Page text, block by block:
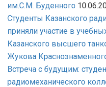
им.С.М. Буденного
Студенты Казанского
приняли участие в
Казанского высшего
Жукова
Встреча с будущим:
радиомеханического